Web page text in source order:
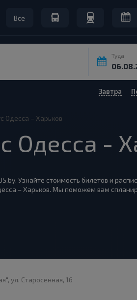
Все
Туда
Завтра
Одесса – Харьков
Одесса -
Узнайте стоимость билетов и
– Харьков. Мы поможем вам
ул. Старосенная, 1б